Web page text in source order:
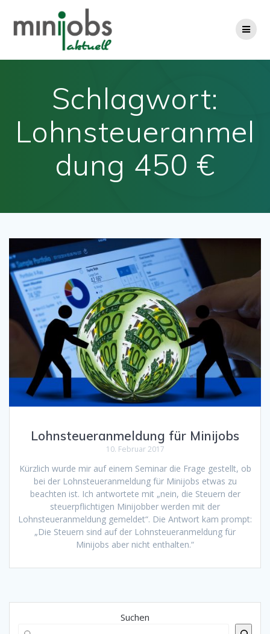
Schlagwort:
Lohnsteueranmel
dung 450 €
Lohnsteueranmeldung für Minijobs
10. Februar 2017
Kürzlich wurde mir auf einem Seminar die Frage gestellt, ob
bei der Lohnsteueranmeldung für Minijobs etwas zu
beachten ist. Ich antwortete mit „nein, die Steuern der
steuerpflichtigen Minijobber werden mit der
Lohnsteueranmeldung gemeldet“. Die Antwort kam prompt:
„Die Steuern sind auf der Lohnsteueranmeldung für
Minijobs aber nicht enthalten.“
Suchen